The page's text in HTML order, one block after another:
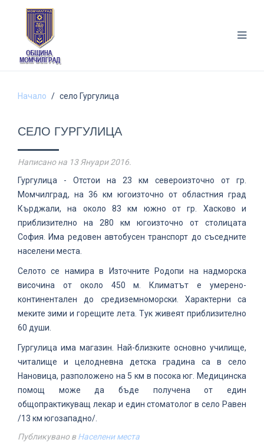
Начало село Гургулица
СЕЛО ГУРГУЛИЦА
Написано на 13 Януари 2016
Гургулица - Отстои на 23 км североизточно от гр.
Момчилград, на 36 км югоизточно от областния град
Кърджали, на около 83 км южно от гр. Хасково и
приблизително на 280 км югоизточно от столицата
София. Има редовен автобусен транспорт до съседните
населени места.
Селото се намира в Източните Родопи на надморска
височина от около 450 м. Климатът e умерено-
континентален до средиземноморски. Характерни са
меките зими и горещите лета. Тук живеят приблизително
60 души.
Гургулица има магазин. Най-близките основно училище,
читалище и целодневна детска градина са в село
Нановица, разположено на 5 км в посока юг. Медицинска
помощ може да бъде получена от един
общопрактикуващ лекар и един стоматолог в село Равен
/13 км югозападно/.
Публикувано вНаселени места